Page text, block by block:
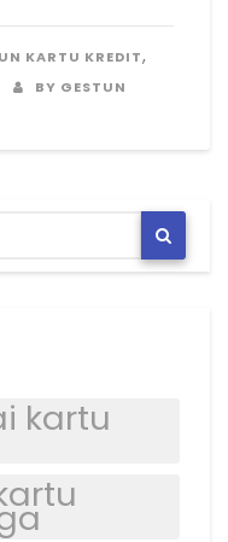
KARTU KREDIT,
BY GESTUN
kartu